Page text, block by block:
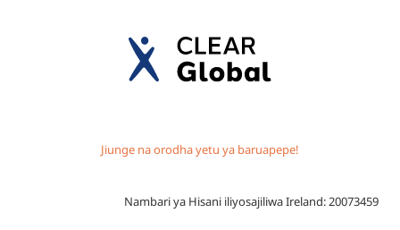
Jiunge na orodha yetu ya baruapepe!
Nambari ya Hisani iliyosajiliwa Ireland: 20073459